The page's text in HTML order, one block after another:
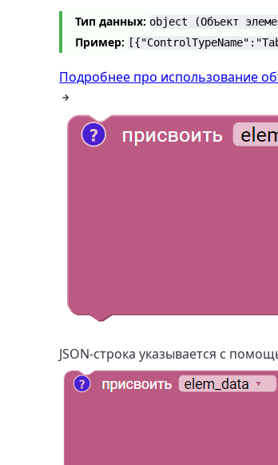
Тип данных: object (Объект
Пример:
Подробнее про использование
JSON-строка указывается с